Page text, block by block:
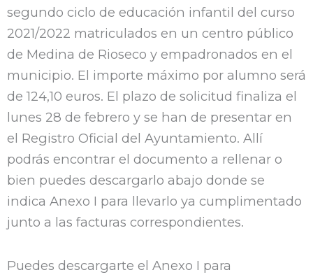
segundo ciclo de educación infantil del curso
2021/2022 matriculados en un centro público
de Medina de Rioseco y empadronados en el
municipio. El importe máximo por alumno será
de 124,10 euros. El plazo de solicitud finaliza el
lunes 28 de febrero y se han de presentar en
el Registro Oficial del Ayuntamiento. Allí
podrás encontrar el documento a rellenar o
bien puedes descargarlo abajo donde se
indica Anexo I para llevarlo ya cumplimentado
junto a las facturas correspondientes.
Puedes descargarte el Anexo I para